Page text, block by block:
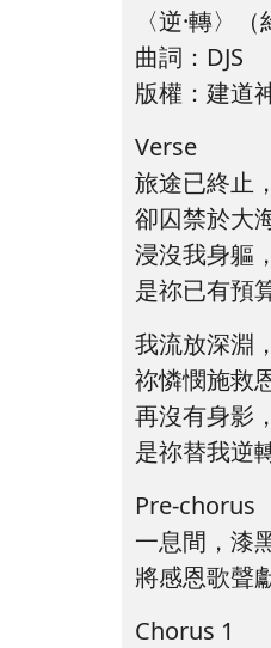
〈逆·轉〉（
曲詞：DJS
版權：建道
Verse
旅途已終止
卻囚禁於大
浸沒我身軀
是祢已有預算
我流放深淵
祢憐憫施救
再沒有身影
是祢替我逆轉
Pre-chorus
一息間，漆
將感恩歌聲
Chorus 1